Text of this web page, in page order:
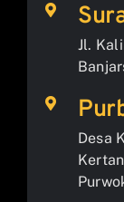
Jl.
Desa